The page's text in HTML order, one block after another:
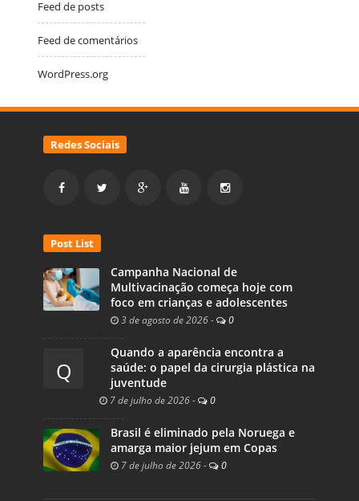
Feed de posts
Feed de comentários
WordPress.org
Redes Sociais
Post List
Campanha Nacional de
Multivacinação começa hoje com
foco em crianças e adolescentes
3 de agosto de 2026 - 0
Q
Quando a aparência encontra a
saúde: o papel da cirurgia plástica na
juventude
7 de julho de 2026 - 0
Brasil é eliminado pela Noruega e
amarga maior jejum em Copas
7 de julho de 2026 - 0